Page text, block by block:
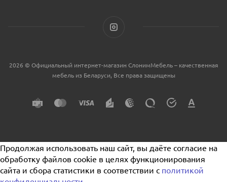
2026 © Официальный интернет-магазин СлонимМебель – качественная
мебель из Беларуси, Все права защищены
Продолжая использовать наш сайт, вы даёте согласие на
обработку файлов cookie в целях функционирования
сайта и сбора статистики в соответствии с политикой